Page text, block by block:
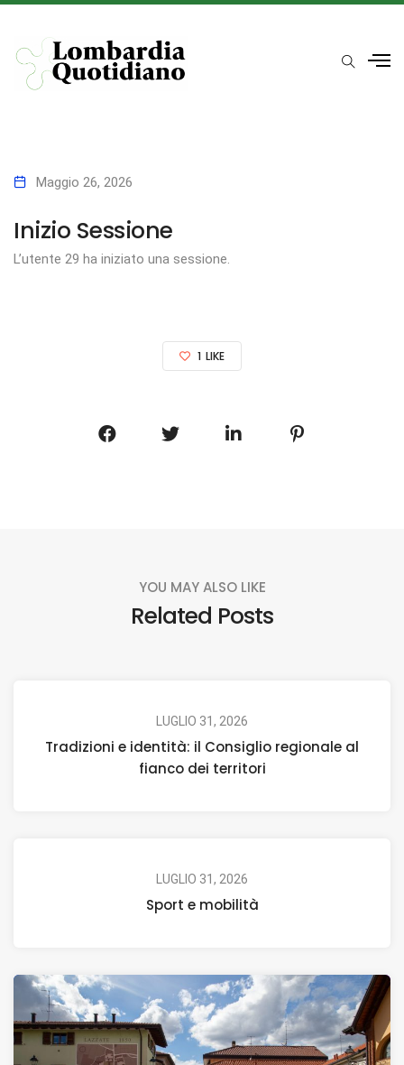
Maggio 26, 2026
Inizio Sessione
L’utente 29 ha iniziato una sessione.
1 LIKE
YOU MAY ALSO LIKE
Related Posts
LUGLIO 31, 2026
Tradizioni e identità: il Consiglio regionale al
fianco dei territori
LUGLIO 31, 2026
Sport e mobilità